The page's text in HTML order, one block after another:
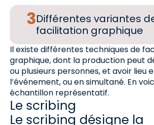
Différentes variantes
facilitation graphique
Il existe différentes techniques de
graphique, dont la production peut
ou plusieurs personnes, et avoir lieu
l’événement, ou en simultané. En
échantillon représentatif.
Le scribing
Le scribing désigne la